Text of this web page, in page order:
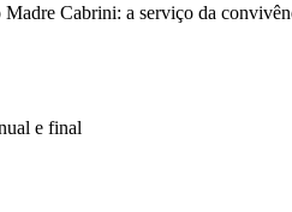
Cabrini: a serviço da
e final